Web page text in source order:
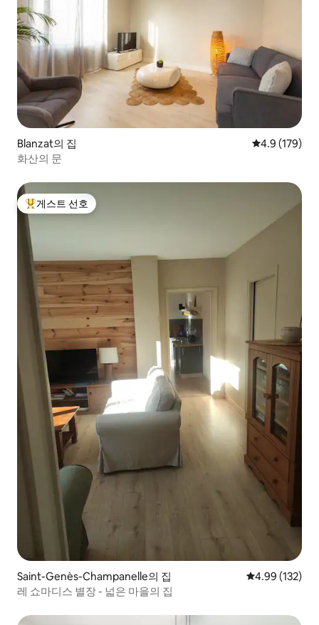
Blanzat의 집 평점 4.9점(5
4.9 (179)
화산의 문
상위 게스트 선호
게스트 선호
Saint-Genès-Champanelle의 집 평점 4.99점(5
4.99 (132)
레 쇼마디스 별장 - 넓은 마을의 집